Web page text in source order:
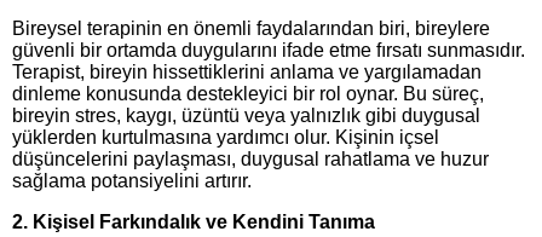
Bireysel terapinin en önemli faydalarından biri, bireylere
güvenli bir ortamda duygularını ifade etme fırsatı sunmasıdır.
Terapist, bireyin hissettiklerini anlama ve yargılamadan
dinleme konusunda destekleyici bir rol oynar. Bu süreç,
bireyin stres, kaygı, üzüntü veya yalnızlık gibi duygusal
yüklerden kurtulmasına yardımcı olur. Kişinin içsel
düşüncelerini paylaşması, duygusal rahatlama ve huzur
sağlama potansiyelini artırır.
2. Kişisel Farkındalık ve Kendini Tanıma